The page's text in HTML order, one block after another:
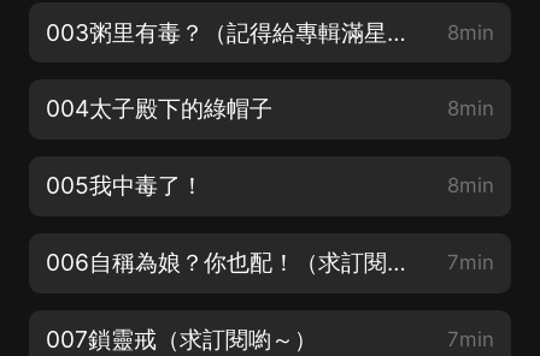
003粥里有毒？（記得給專輯滿星好評喲～） 8min
004太子殿下的綠帽子 8min
005我中毒了！ 8min
006自稱為娘？你也配！（求訂閱喲～比心～） 7min
007鎖靈戒（求訂閱喲～） 7min